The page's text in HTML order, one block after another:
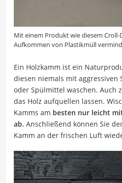
Mit einem Produkt wie diesem
Aufkommen von Plastikmüll
Ein Holzkamm ist ein
diesen niemals mit aggressiven
oder Spülmittel waschen. Auch
das Holz aufquellen lassen.
Kamms am besten nur leicht
ab. Anschließend können Sie
Kamm an der frischen Luft